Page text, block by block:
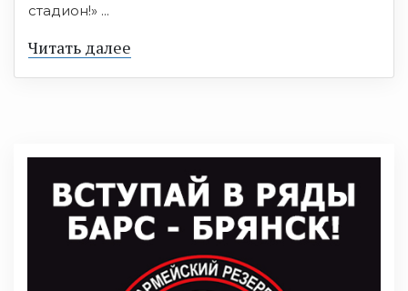
стадион!» ...
Читать далее